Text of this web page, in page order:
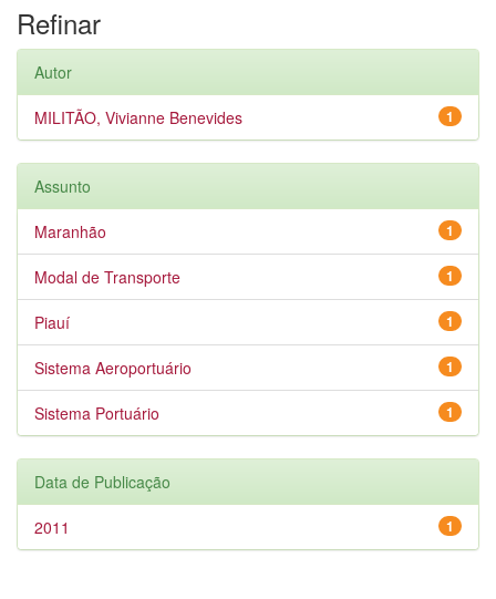
Refinar
Autor
1
MILITÃO, Vivianne Benevides
Assunto
1
Maranhão
1
Modal de Transporte
1
Piauí
1
Sistema Aeroportuário
1
Sistema Portuário
Data de Publicação
1
2011